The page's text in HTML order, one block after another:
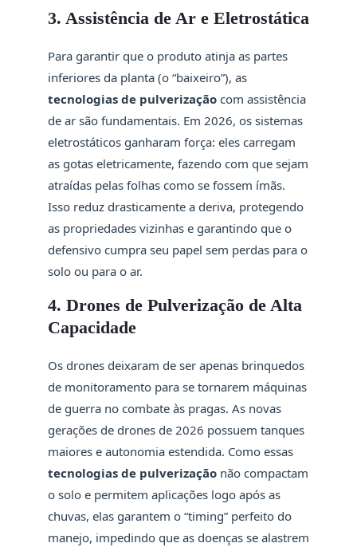
3. Assistência de Ar e Eletrostática
Para garantir que o produto atinja as partes
inferiores da planta (o “baixeiro”), as
tecnologias de pulverização com assistência
de ar são fundamentais. Em 2026, os sistemas
eletrostáticos ganharam força: eles carregam
as gotas eletricamente, fazendo com que sejam
atraídas pelas folhas como se fossem ímãs.
Isso reduz drasticamente a deriva, protegendo
as propriedades vizinhas e garantindo que o
defensivo cumpra seu papel sem perdas para o
solo ou para o ar.
4. Drones de Pulverização de Alta
Capacidade
Os drones deixaram de ser apenas brinquedos
de monitoramento para se tornarem máquinas
de guerra no combate às pragas. As novas
gerações de drones de 2026 possuem tanques
maiores e autonomia estendida. Como essas
tecnologias de pulverização não compactam
o solo e permitem aplicações logo após as
chuvas, elas garantem o “timing” perfeito do
manejo, impedindo que as doenças se alastrem